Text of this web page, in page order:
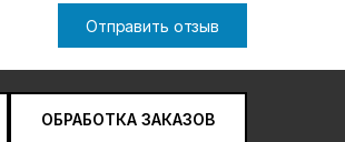
Отправить отзыв
ОБРАБОТКА ЗАКАЗОВ